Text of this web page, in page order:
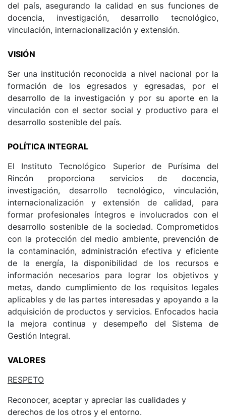
del país, asegurando la calidad en sus funciones de
docencia, investigación, desarrollo tecnológico,
vinculación, internacionalización y extensión.
VISIÓN
Ser una institución reconocida a nivel nacional por la
formación de los egresados y egresadas, por el
desarrollo de la investigación y por su aporte en la
vinculación con el sector social y productivo para el
desarrollo sostenible del país.
POLÍTICA INTEGRAL
El Instituto Tecnológico Superior de Purísima del
Rincón proporciona servicios de docencia,
investigación, desarrollo tecnológico, vinculación,
internacionalización y extensión de calidad, para
formar profesionales íntegros e involucrados con el
desarrollo sostenible de la sociedad. Comprometidos
con la protección del medio ambiente, prevención de
la contaminación, administración efectiva y eficiente
de la energía, la disponibilidad de los recursos e
información necesarios para lograr los objetivos y
metas, dando cumplimiento de los requisitos legales
aplicables y de las partes interesadas y apoyando a la
adquisición de productos y servicios. Enfocados hacia
la mejora continua y desempeño del Sistema de
Gestión Integral.
VALORES
RESPETO
Reconocer, aceptar y apreciar las cualidades y
derechos de los otros y el entorno.